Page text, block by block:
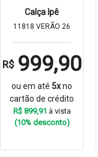
Calça Ipê
11818 VERÃO 26
R$ 999,90
ou em até5xno
cartão de crédito
R$ 899,91 à vista
(10% desconto)